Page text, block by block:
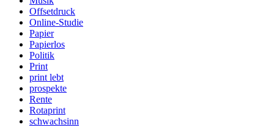
Offsetdruck
Online-Studie
Papier
Papierlos
Politik
Print
print lebt
prospekte
Rente
Rotaprint
schwachsinn